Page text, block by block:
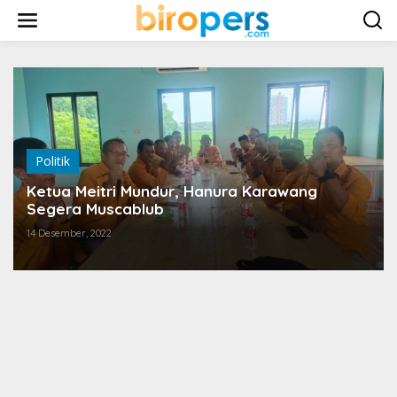
w
Politik
Ketua Meitri Mundur, Hanura Karawang
Segera Muscablub
14 Desember, 2022